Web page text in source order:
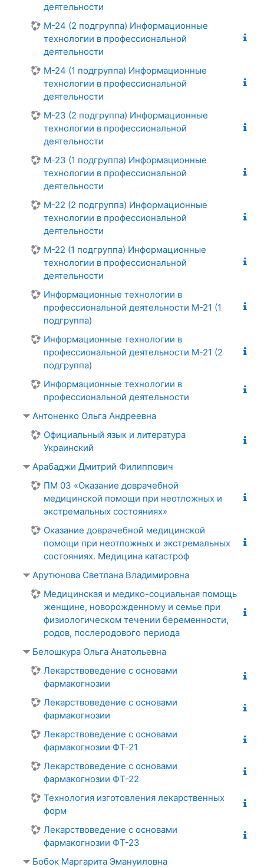
деятельности
М-24 (2 подгруппа) Информационные
технологии в профессиональной
деятельности
М-24 (1 подгруппа) Информационные
технологии в профессиональной
деятельности
М-23 (2 подгруппа) Информационные
технологии в профессиональной
деятельности
М-23 (1 подгруппа) Информационные
технологии в профессиональной
деятельности
М-22 (2 подгруппа) Информационные
технологии в профессиональной
деятельности
М-22 (1 подгруппа) Информационные
технологии в профессиональной
деятельности
Информационные технологии в
профессиональной деятельности М-21 (1
подгруппа)
Информационные технологии в
профессиональной деятельности М-21 (2
подгруппа)
Информационные технологии в
профессиональной деятельности
Антоненко Ольга Андреевна
Официальный язык и литература
Украинский
Арабаджи Дмитрий Филиппович
ПМ 03 «Оказание доврачебной
медицинской помощи при неотложных и
экстремальных состояниях»
Оказание доврачебной медицинской
помощи при неотложных и экстремальных
состояниях. Медицина катастроф
Арутюнова Светлана Владимировна
Медицинская и медико-социальная помощь
женщине, новорожденному и семье при
физиологическом течении беременности,
родов, послеродового периода
Белошкура Ольга Анатольевна
Лекарствоведение с основами
фармакогнозии
Лекарствоведение с основами
фармакогнозии
Лекарствоведение с основами
фармакогнозии ФТ-21
Лекарствоведение с основами
фармакогнозии ФТ-22
Технология изготовления лекарственных
форм
Лекарствоведение с основами
фармакогнозии ФТ-23
Бобок Маргарита Эмануиловна